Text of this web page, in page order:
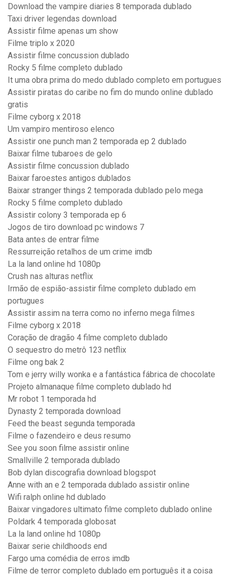
Download the vampire diaries 8 temporada dublado
Taxi driver legendas download
Assistir filme apenas um show
Filme triplo x 2020
Assistir filme concussion dublado
Rocky 5 filme completo dublado
It uma obra prima do medo dublado completo em portugues
Assistir piratas do caribe no fim do mundo online dublado
gratis
Filme cyborg x 2018
Um vampiro mentiroso elenco
Assistir one punch man 2 temporada ep 2 dublado
Baixar filme tubaroes de gelo
Assistir filme concussion dublado
Baixar faroestes antigos dublados
Baixar stranger things 2 temporada dublado pelo mega
Rocky 5 filme completo dublado
Assistir colony 3 temporada ep 6
Jogos de tiro download pc windows 7
Bata antes de entrar filme
Ressurreição retalhos de um crime imdb
La la land online hd 1080p
Crush nas alturas netflix
Irmão de espião-assistir filme completo dublado em
portugues
Assistir assim na terra como no inferno mega filmes
Filme cyborg x 2018
Coração de dragão 4 filme completo dublado
O sequestro do metrô 123 netflix
Filme ong bak 2
Tom e jerry willy wonka e a fantástica fábrica de chocolate
Projeto almanaque filme completo dublado hd
Mr robot 1 temporada hd
Dynasty 2 temporada download
Feed the beast segunda temporada
Filme o fazendeiro e deus resumo
See you soon filme assistir online
Smallville 2 temporada dublado
Bob dylan discografia download blogspot
Anne with an e 2 temporada dublado assistir online
Wifi ralph online hd dublado
Baixar vingadores ultimato filme completo dublado online
Poldark 4 temporada globosat
La la land online hd 1080p
Baixar serie childhoods end
Fargo uma comédia de erros imdb
Filme de terror completo dublado em português it a coisa